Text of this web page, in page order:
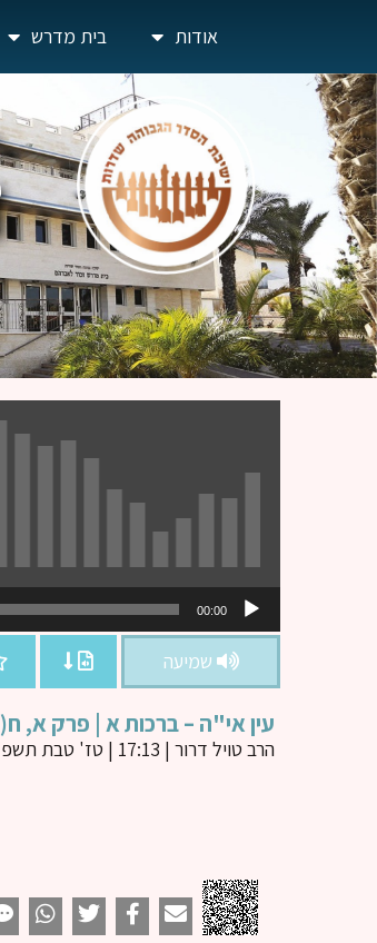
אודות בית מדרש
אודיו
00:00
שמיעה
עין אי"ה – ברכות א | פרק א, ח(3)-י
הרב טויל דרור | 17:13 | טז' טבת תשפ"ב